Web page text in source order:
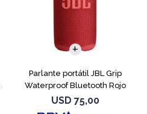
Parlante portátil JBL Grip
Waterproof Bluetooth Rojo
USD 75,00